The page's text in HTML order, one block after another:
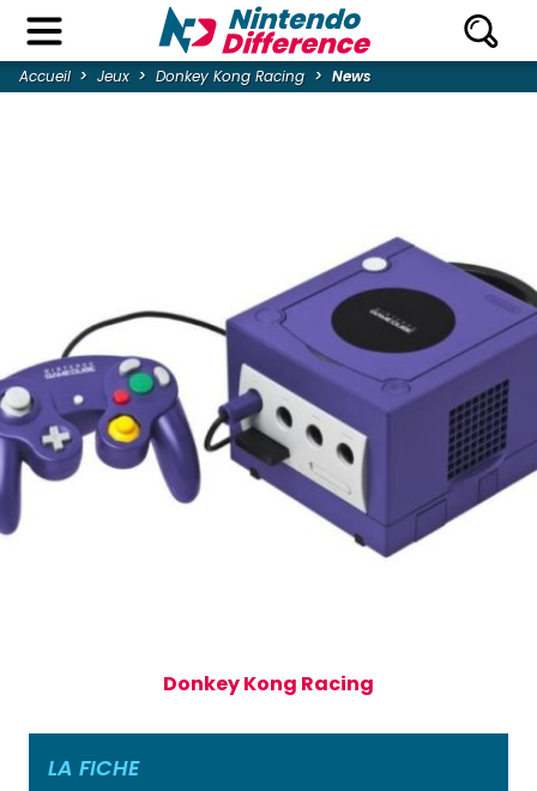
Accueil Jeux Donkey Kong Racing News
Donkey Kong Racing
LA FICHE